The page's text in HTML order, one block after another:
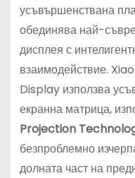
усъвършенствана
обединява най-
дисплея с
взаимодействие.
Display използва
екранна матрица,
Projection
безпроблемно
долната част на